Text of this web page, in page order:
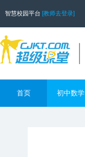
智慧校园平台 [教师去登录]
首页 初中数学